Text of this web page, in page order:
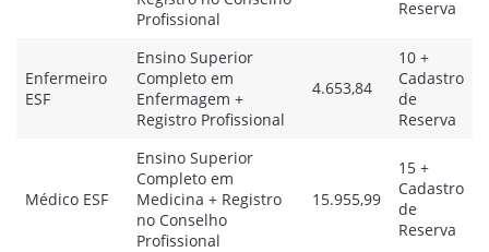
Profissional
Reserva
Enfermeiro
ESF
Ensino Superior
Completo em
Enfermagem +
Registro Profissional
4.653,84
10 +
Cadastro
de
Reserva
Médico ESF
Ensino Superior
Completo em
Medicina + Registro
no Conselho
Profissional
15.955,99
15 +
Cadastro
de
Reserva